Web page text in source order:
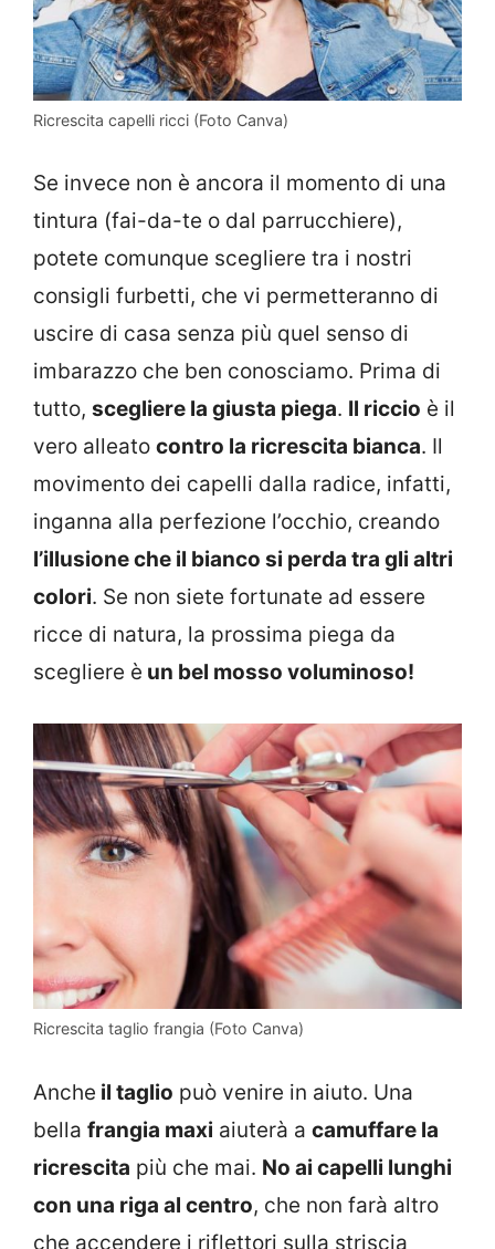
Ricrescita capelli ricci (Foto Canva)
Se invece non è ancora il momento di una
tintura (fai-da-te o dal parrucchiere),
potete comunque scegliere tra i nostri
consigli furbetti, che vi permetteranno di
uscire di casa senza più quel senso di
imbarazzo che ben conosciamo. Prima di
tutto, scegliere la giusta piega. Il riccio è il
vero alleato contro la ricrescita bianca. Il
movimento dei capelli dalla radice, infatti,
inganna alla perfezione l’occhio, creando
l’illusione che il bianco si perda tra gli altri
colori. Se non siete fortunate ad essere
ricce di natura, la prossima piega da
scegliere è un bel mosso voluminoso!
Ricrescita taglio frangia (Foto Canva)
Anche il taglio può venire in aiuto. Una
bella frangia maxi aiuterà a camuffare la
ricrescita più che mai. No ai capelli lunghi
con una riga al centro, che non farà altro
che accendere i riflettori sulla striscia